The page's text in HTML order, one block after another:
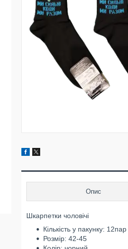
Опис
Шкарпетки чоловічі
Кількість у пакунку: 12пар
Розмір: 42-45